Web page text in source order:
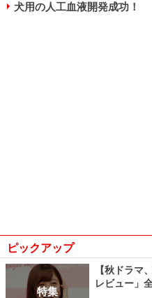
犬用の人工血液開発成功！
ピックアップ
特集
【秋ドラマ
レビュー」